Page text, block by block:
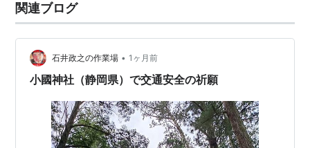
関連ブログ
石井政之の作業場 • 1ヶ月前
小國神社（静岡県）で交通安全の祈願